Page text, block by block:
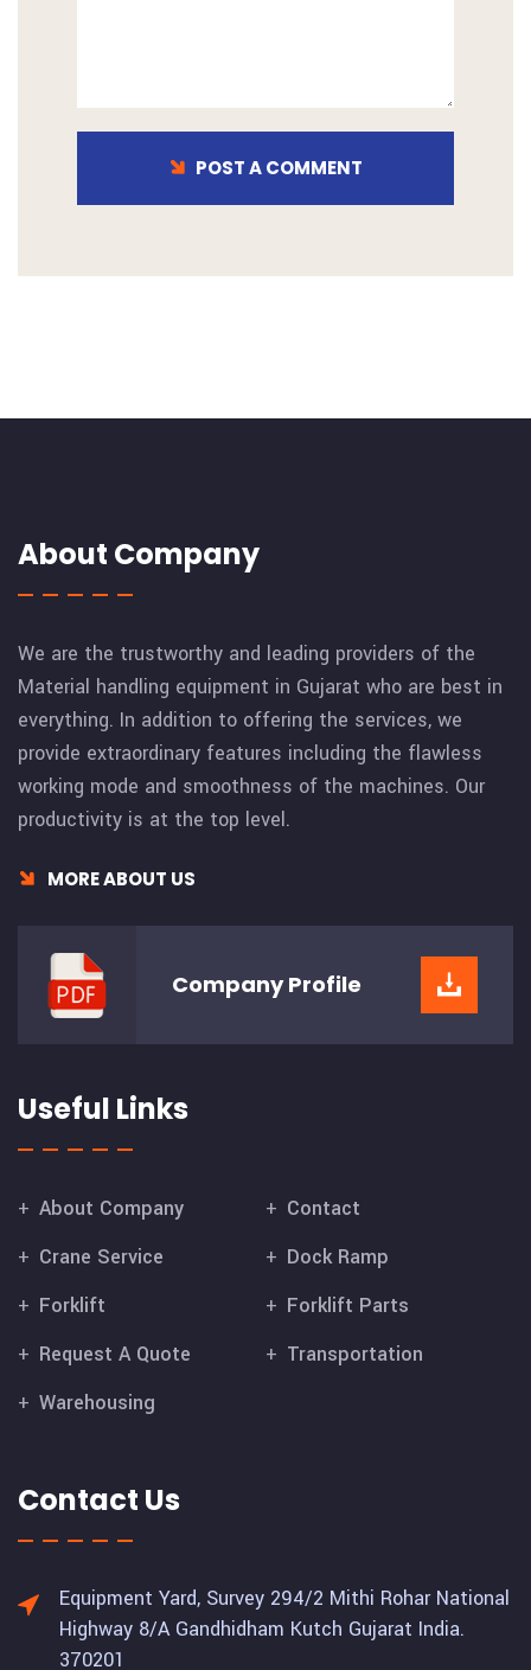
POST A COMMENT
About Company
We are the trustworthy and leading providers of the
Material handling equipment in Gujarat who are best in
everything. In addition to offering the services, we
provide extraordinary features including the flawless
working mode and smoothness of the machines. Our
productivity is at the top level.
MORE ABOUT US
CompanyProfile
Useful Links
About Company
Contact
Crane Service
Dock Ramp
Forklift
Forklift Parts
Request A Quote
Transportation
Warehousing
Contact Us
Equipment Yard, Survey 294/2 Mithi Rohar National
Highway 8/A Gandhidham Kutch Gujarat India.
370201